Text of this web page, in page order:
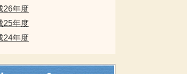
26年度
25年度
24年度